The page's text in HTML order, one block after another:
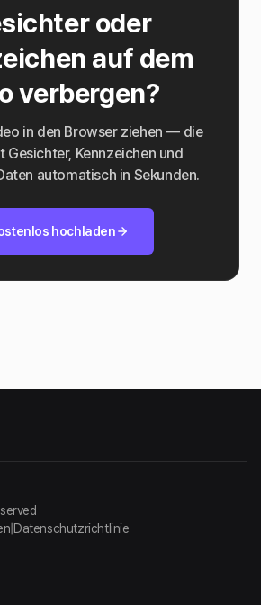
oder
auf dem
verbergen?
in den Browser ziehen — die
Gesichter, Kennzeichen und
automatisch in Sekunden.
hochladen
Datenschutzrichtlinie